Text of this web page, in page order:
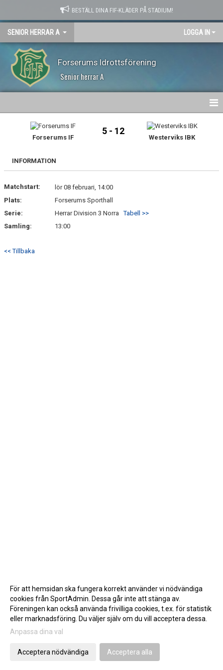
BESTÄLL DINA FIF-KLÄDER PÅ STADIUM!
SENIOR HERRAR A LOGGA IN
Forserums Idrottsförening
Senior herrar A
KALENDER
MATCHER
BILDGALLERI
DOKUMENT
Forserums IF
5 - 12
Westerviks IBK
INFORMATION
Matchstart:
lör 08 februari, 14:00
Plats:
Forserums Sporthall
Serie:
Herrar Division 3 NorraTabell >>
Samling:
13:00
<< Tillbaka
Gå till Webbversion
För att hemsidan ska fungera korrekt använder vi nödvändiga
cookies från SportAdmin. Dessa går inte att stänga av.
Föreningen kan också använda frivilliga cookies, t.ex. för statistik
eller marknadsföring. Du väljer själv om du vill acceptera dessa.
Anpassa dina val
Acceptera nödvändiga Acceptera alla